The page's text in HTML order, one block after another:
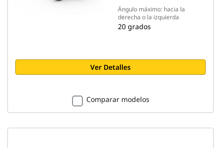
Ángulo máximo: hacia la
derecha o la izquierda
20 grados
Ver Detalles
Comparar modelos